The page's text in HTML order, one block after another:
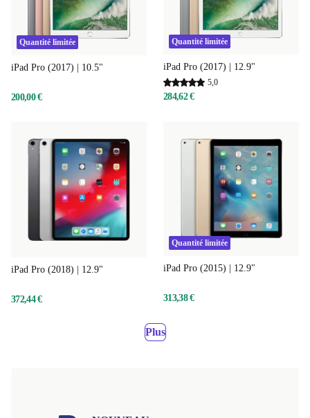
Quantité limitée
iPad Pro (2017) | 10.5"
200,00 €
Quantité limitée
iPad Pro (2017) | 12.9"
5,0
284,62 €
iPad Pro (2018) | 12.9"
372,44 €
Quantité limitée
iPad Pro (2015) | 12.9"
313,38 €
Plus